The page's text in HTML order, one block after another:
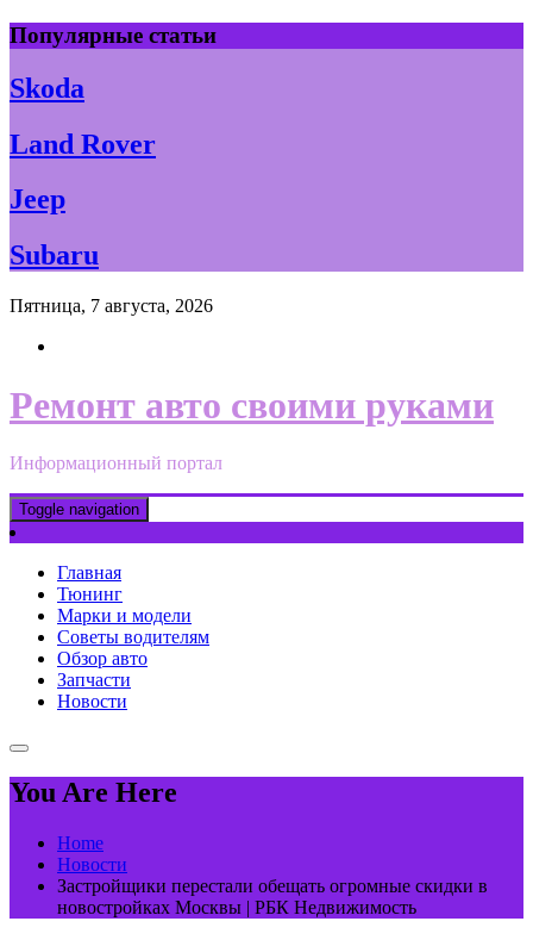
Skip
to
content
Популярные статьи
Skoda
Land Rover
Jeep
Subaru
Пятница, 7 августа, 2026
Ремонт авто своими руками
Информационный портал
Toggle navigation
Главная
Тюнинг
Марки и модели
Советы водителям
Обзор авто
Запчасти
Новости
You Are Here
Home
Новости
Застройщики перестали обещать огромные скидки в
новостройках Москвы | РБК Недвижимость